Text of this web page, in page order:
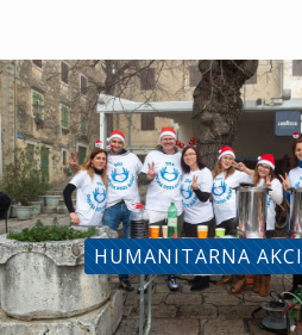
HUMANITARNA